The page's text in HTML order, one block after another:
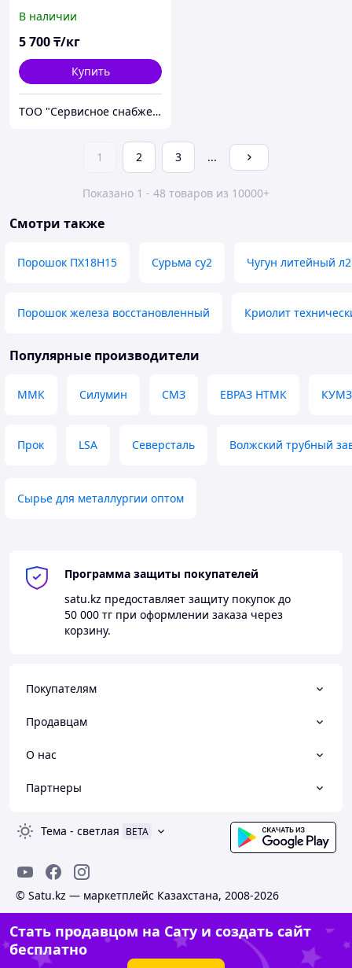
В наличии
5 700₸/кг
Купить
ТОО "Сервисное снабжение Астана"
1 2 3 ...
Показано 1 - 48 товаров из 10000+
Смотри также
Порошок ПХ18Н15 Сурьма су2 Чугун литейный л2
Порошок железа восстановленный Криолит
Популярные производители
ММК Силумин СМЗ ЕВРАЗ НТМК КУМЗ
Прок LSA Северсталь Волжский трубный
Сырье для металлургии оптом
Программа защиты покупателей
satu.kz предоставляет защиту покупок до
50 000 тг при оформлении заказа через
корзину.
Покупателям
Продавцам
О нас
Партнеры
Тема - светлая BETA
© Satu.kz — маркетплейс Казахстана, 2008-2026
Стать продавцом на Сату и создать сайт
бесплатно